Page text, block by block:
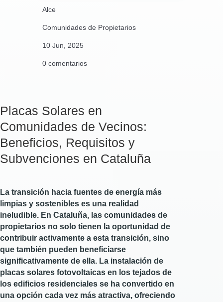
Alce
Comunidades de Propietarios
10 Jun, 2025
0 comentarios
Placas Solares en
Comunidades de Vecinos:
Beneficios, Requisitos y
Subvenciones en Cataluña
La transición hacia fuentes de energía más
limpias y sostenibles es una realidad
ineludible. En Cataluña, las comunidades de
propietarios no solo tienen la oportunidad de
contribuir activamente a esta transición, sino
que también pueden beneficiarse
significativamente de ella. La instalación de
placas solares fotovoltaicas en los tejados de
los edificios residenciales se ha convertido en
una opción cada vez más atractiva, ofreciendo